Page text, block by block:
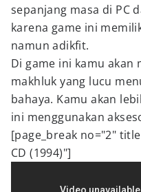
sepanjang masa di PC
karena game ini
namun adikfit.
Di game ini kamu
makhluk yang lucu
bahaya. Kamu akan
ini menggunakan
[page_break no="2"
CD (1994)"]